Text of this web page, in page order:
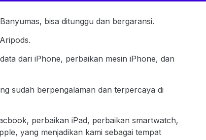
bisa ditunggu dan bergaransi.
dari iPhone, perbaikan mesin iPhone, dan
sudah berpengalaman dan terpercaya di
perbaikan iPad, perbaikan smartwatch,
yang menjadikan kami sebagai tempat